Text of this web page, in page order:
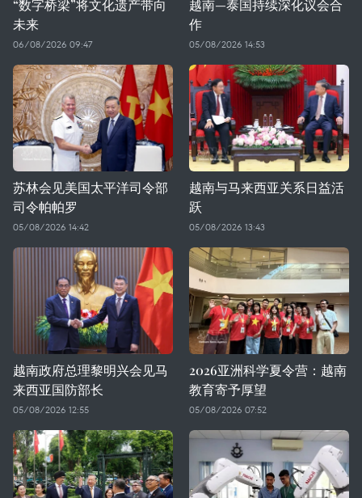
“数字桥梁”将文化遗产带向
未来
06/08/2026 09:47
越南—泰国持续深化议会合
作
05/08/2026 14:53
苏林会见美国太平洋司令部
司令帕帕罗
05/08/2026 14:42
越南与马来西亚关系日益活
跃
05/08/2026 13:43
越南政府总理黎明兴会见马
来西亚国防部长
05/08/2026 12:55
2026亚洲科学夏令营：越南
教育寄予厚望
05/08/2026 07:52